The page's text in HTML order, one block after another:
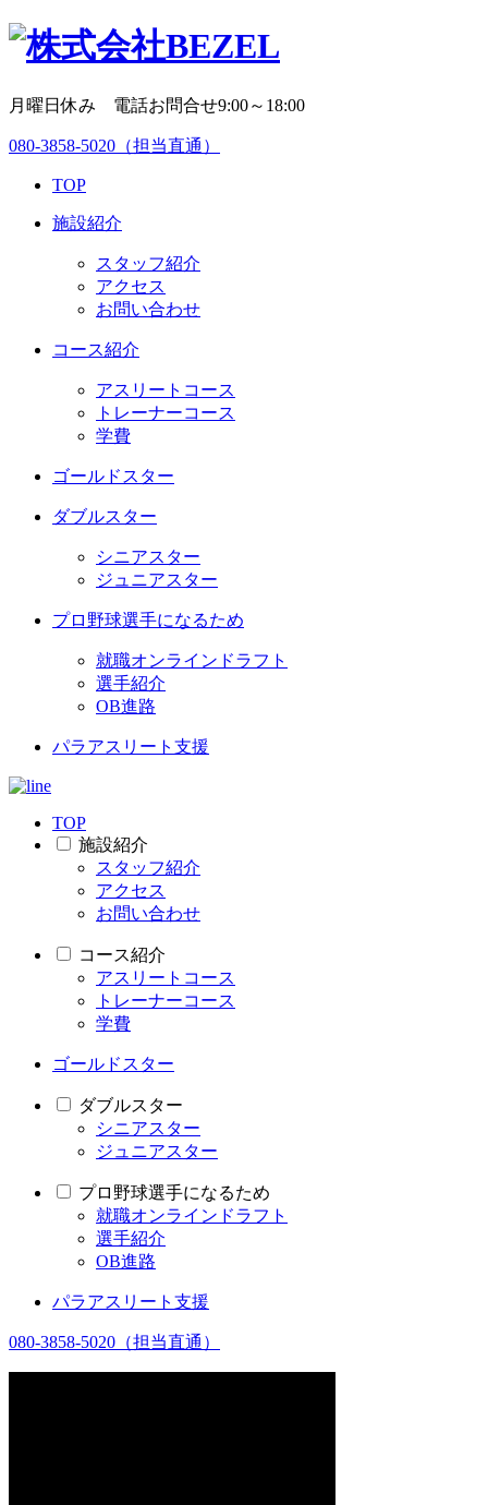
月曜日休み 電話お問合せ9:00～18:00
080-3858-5020 （担当直通）
TOP
施設紹介
スタッフ紹介
アクセス
お問い合わせ
コース紹介
アスリートコース
トレーナーコース
学費
ゴールドスター
ダブルスター
シニアスター
ジュニアスター
プロ野球選手になるため
就職オンラインドラフト
選手紹介
OB進路
パラアスリート支援
TOP
施設紹介
スタッフ紹介
アクセス
お問い合わせ
コース紹介
アスリートコース
トレーナーコース
学費
ゴールドスター
ダブルスター
シニアスター
ジュニアスター
プロ野球選手になるため
就職オンラインドラフト
選手紹介
OB進路
パラアスリート支援
080-3858-5020 （担当直通）